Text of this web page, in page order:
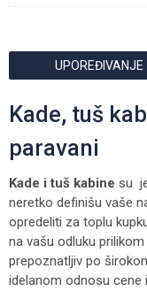
UPOREĐIVANJE
Kade, tuš
paravani
Kade i tuš kabine su
neretko definišu vaše
opredeliti za toplu
na vašu odluku
prepoznatljiv po
idelanom odnosu cene